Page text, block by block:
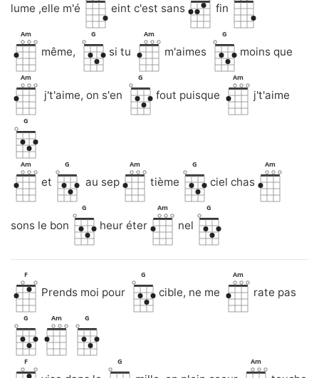
lume ,elle m'é eint c'est sans fin
Am
même,
G
si tu
Am
m'aimes
G
moins que
Am
j't'aime, on s'en
G
fout puisque
Am
j't'aime
G
Am
et
G
au sep
Am
tième
G
ciel chas
Am
sons le bon
G
heur éter
Am
nel
G
F
Prends moi pour
G
cible, ne me
Am
rate pas
G Am G
F G Am